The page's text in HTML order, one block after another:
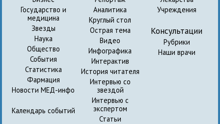
Государство и
медицина
Звезды
Наука
Общество
События
Статистика
Фармация
Новости МЕД-инфо
Календарь событий
Аналитика
Круглый стол
Острая тема
Видео
Инфографика
Интерактив
История читателя
Интервью со
звездой
Интервью с
экспертом
Статьи
Учреждения
Консультации
Рубрики
Наши врачи